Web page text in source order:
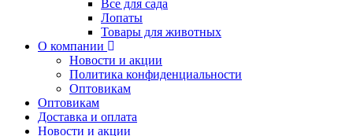
Все для сада
Лопаты
Товары для животных
О компании
Новости и акции
Политика конфиденциальности
Оптовикам
Оптовикам
Доставка и оплата
Новости и акции